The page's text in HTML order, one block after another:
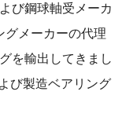
び鋼球軸受メーカ
グメーカーの代理
を輸出してきまし
び製造ベアリング